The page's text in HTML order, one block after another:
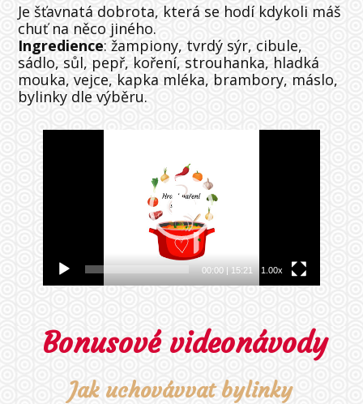
Je šťavnatá dobrota, která se hodí kdykoli máš
chuť na něco jiného.
Ingredience: žampiony, tvrdý sýr, cibule,
sádlo, sůl, pepř, koření, strouhanka, hladká
mouka, vejce, kapka mléka, brambory, máslo,
bylinky dle výběru.
00:00 | 15:21 1.00x
Bonusové videonávody
Jak uchovávvat bylinky